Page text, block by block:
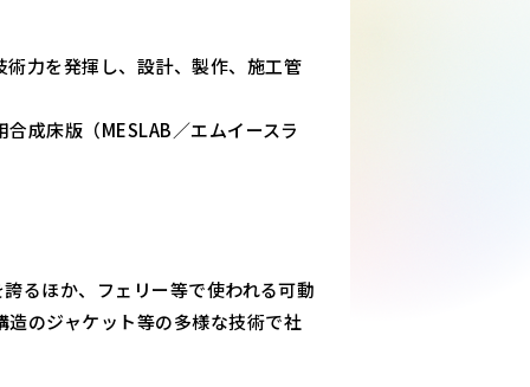
力を発揮し、設計、製作、施工管
成床版（MESLAB／エムイースラ
るほか、フェリー等で使われる可動
のジャケット等の多様な技術で社